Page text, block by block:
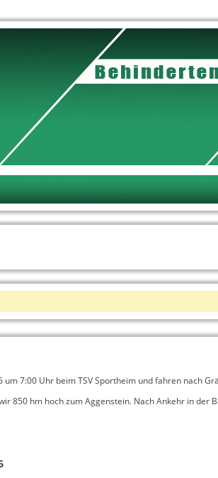
7:00 Uhr beim TSV Sportheim und fahren nach
850 hm hoch zum Aggenstein. Nach Ankehr in der